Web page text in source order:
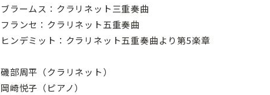
ブラームス：クラリネット三重奏曲
フランセ：クラリネット五重奏曲
ヒンデミット：クラリネット五重奏曲より第5楽章
磯部周平（クラリネット）
岡崎悦子（ピアノ）